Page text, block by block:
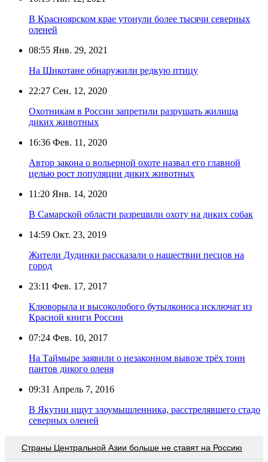
В Красноярском крае утонули более тысячи северных
оленей
08:55 Янв. 29, 2021
На Шикотане обнаружили редкую птицу
22:27 Сен. 12, 2020
Охотникам в России запретили разрушать жилища
диких животных
16:36 Фев. 11, 2020
Автор закона о вольерной охоте назвал его главной
целью рост популяции диких животных
11:20 Янв. 14, 2020
В Самарской области разрешили охоту на диких собак
14:59 Окт. 23, 2019
Жители Дудинки рассказали о нашествии песцов на
город
23:11 Фев. 17, 2017
Клюворыла и высоколобого бутылконоса исключат из
Красной книги России
07:24 Фев. 10, 2017
На Таймыре заявили о незаконном вывозе трёх тонн
пантов дикого оленя
09:31 Апрель 7, 2016
В Якутии ищут злоумышленника, расстрелявшего стадо
северных оленей
Страны Центральной Азии больше не ставят на Россию